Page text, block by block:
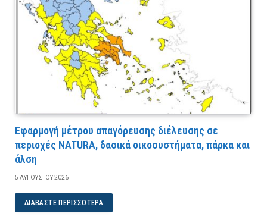
Εφαρμογή μέτρου απαγόρευσης διέλευσης σε
περιοχές NATURA, δασικά οικοσυστήματα, πάρκα και
άλση
5 ΑΥΓΟΎΣΤΟΥ 2026
ΔΙΑΒΆΣΤΕ ΠΕΡΙΣΣΌΤΕΡΑ